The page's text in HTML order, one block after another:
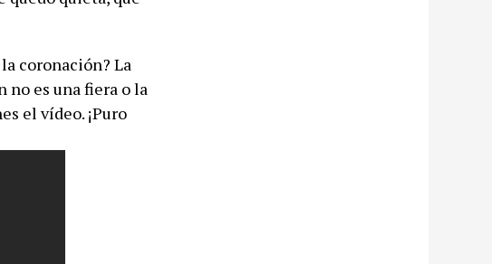
coronación? La
no es una fiera o la
el vídeo. ¡Puro